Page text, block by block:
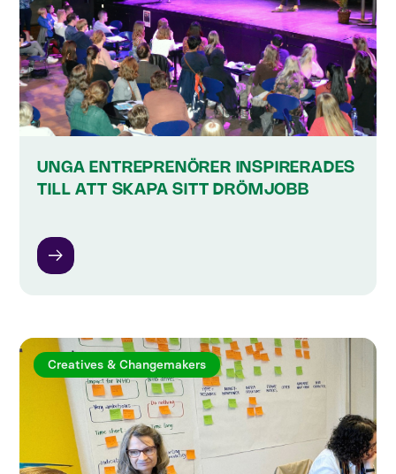
UNGA ENTREPRENÖRER INSPIRERADES
TILL ATT SKAPA SITT DRÖMJOBB
Creatives & Changemakers